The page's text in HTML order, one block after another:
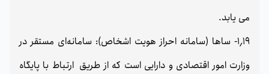
می یابد.
1٫19- ساها (سامانه احراز هویت اشخاص): سامانه‌ای مستقر در
وزارت امور اقتصادی و دارایی است که از طریق ارتباط با پایگاه